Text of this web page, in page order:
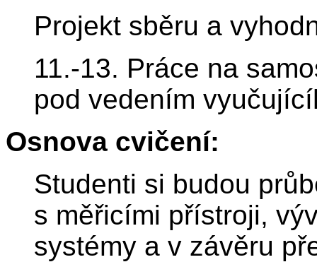
Projekt sběru a
11.-13. Práce na
pod vedením
Osnova cvičení:
Studenti si budou
s měřicími přístroji,
systémy a v závěru